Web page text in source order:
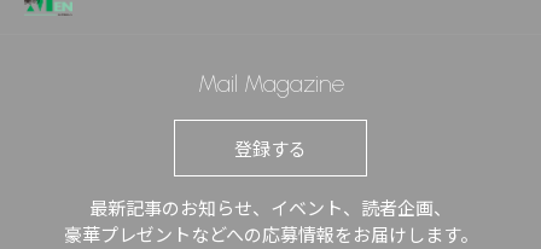
Mail Magazine
登録する
最新記事のお知らせ、イベント、読者企画、
豪華プレゼントなどへの応募情報をお届けします。